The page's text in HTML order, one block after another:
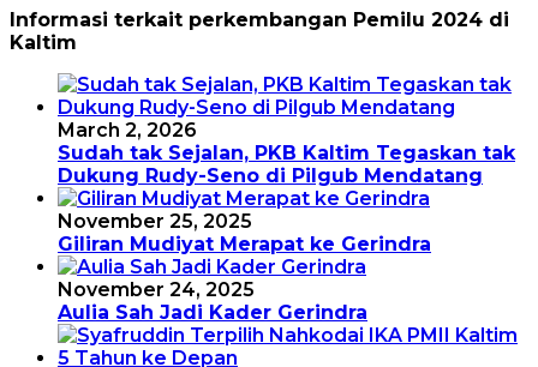
Informasi terkait perkembangan Pemilu 2024 di
Kaltim
March 2, 2026
Sudah tak Sejalan, PKB Kaltim Tegaskan tak
Dukung Rudy-Seno di Pilgub Mendatang
November 25, 2025
Giliran Mudiyat Merapat ke Gerindra
November 24, 2025
Aulia Sah Jadi Kader Gerindra